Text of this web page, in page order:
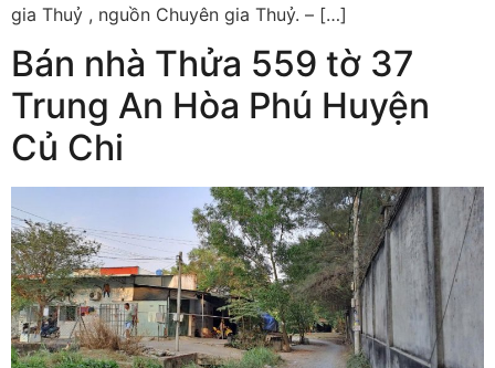
gia Thuỷ , nguồn Chuyên gia Thuỷ. – […]
Bán nhà Thửa 559 tờ 37
Trung An Hòa Phú Huyện
Củ Chi